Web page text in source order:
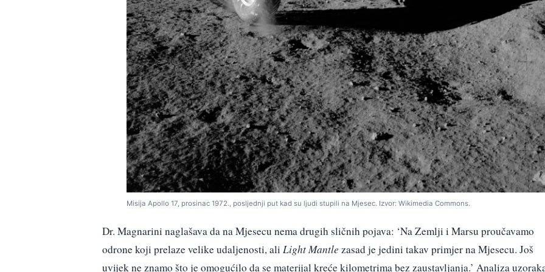
Misija Apollo 17, prosinac 1972., posljednji put kad su ljudi stupili na Mjesec. Izvor: Wikimedia Commons.
Dr. Magnarini naglašava da na Mjesecu nema drugih sličnih pojava: ‘Na Zemlji i Marsu proučavamo
odrone koji prelaze velike udaljenosti, ali Light Mantle zasad je jedini takav primjer na Mjesecu. Još
uvijek ne znamo što je omogućilo da se materijal kreće kilometrima bez zaustavljanja.’ Analiza